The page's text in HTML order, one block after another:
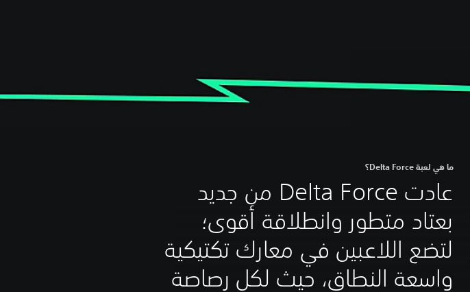
ما هي لعبة Delta Force؟
عادت Delta Force من جديد
بعتاد متطور وانطلاقة أقوى؛
لتضع اللاعبين في معارك تكتيكية
واسعة النطاق، حيث لكل رصاصة